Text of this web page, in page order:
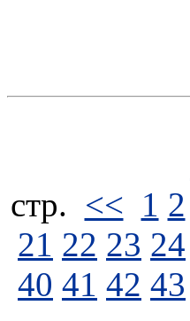
стp. << 1 2
21 22 23 24
40 41 42 43